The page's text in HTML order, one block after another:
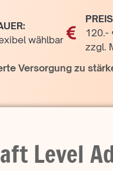
wählbar
120.-
zzgl.
Versorgung zu
Level